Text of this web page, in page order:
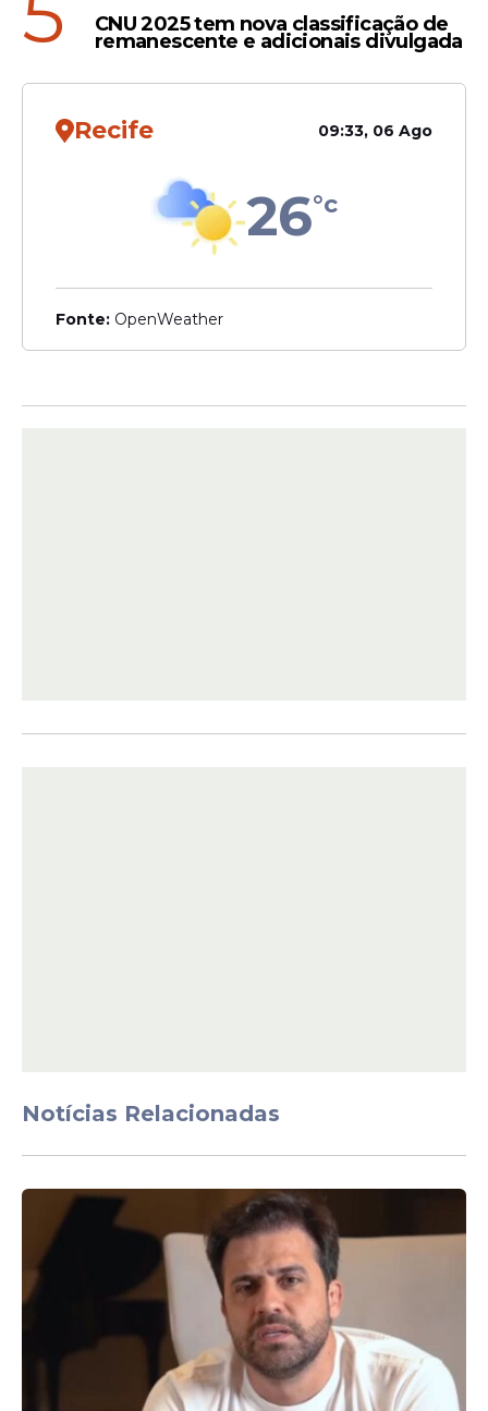
Matéria: Natália Kozmhinsky
Fotografo: Roberto Stuckert Filho
CNU 2025 tem nova classificação de
remanescente e adicionais divulgada
Recife 09:33, 06 Ago
26°c
Fonte: OpenWeather
Notícias Relacionadas